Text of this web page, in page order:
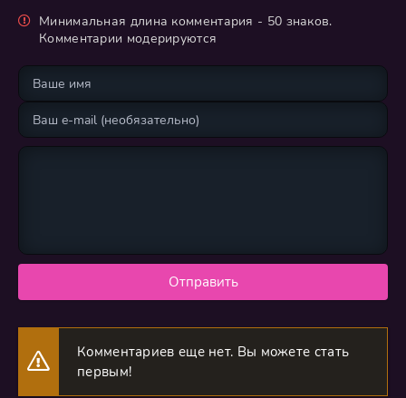
Минимальная длина комментария - 50 знаков.
Комментарии модерируются
Отправить
Комментариев еще нет. Вы можете стать
первым!